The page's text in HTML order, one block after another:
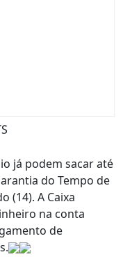
já podem sacar até
do Tempo de
(14). A Caixa
na conta
de